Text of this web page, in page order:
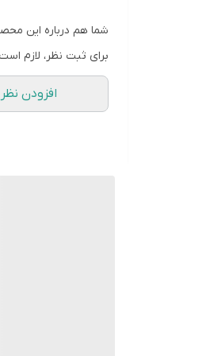
شما هم درباره این
برای ثبت نظر، لازم
افزودن نظر